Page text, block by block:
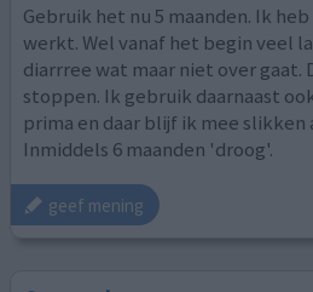
Gebruik het nu 5 maanden. Ik
werkt. Wel vanaf het begin veel
diarrree wat maar niet over gaat.
stoppen. Ik gebruik daarnaast
prima en daar blijf ik mee
Inmiddels 6 maanden 'droog'.
geef mening